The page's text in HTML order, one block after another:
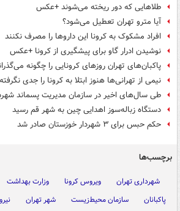
طلاهایی که دور ریخته می‌شوند +عکس
آیا مترو تهران تعطیل می‌شود؟
افراد مشکوک به کرونا این داروها را مصرف نکنند
نوشیدن ادرار گاو برای پیشگیری از کرونا +عکس
پاکبان‌های تهران روزهای کرونایی را چگونه
نیمی از تهرانی‌ها هنوز ابتلا به کرونا را جدی
طی سال‌های اخیر در سازمان مدیریت پسماند
دستگاه زباله‌سوز اهدایی چین به شهر قم رسید
حکم حبس برای ۳ شهردار خوزستان صادر شد
برچسب‌ها
شهرداری تهران ویروس کرونا وزارت بهداشت
پاکبانان
سازمان محیط‌زیست شهر تهران